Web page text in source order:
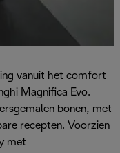
vanuit het comfort
Magnifica Evo.
bonen, met
recepten. Voorzien
met